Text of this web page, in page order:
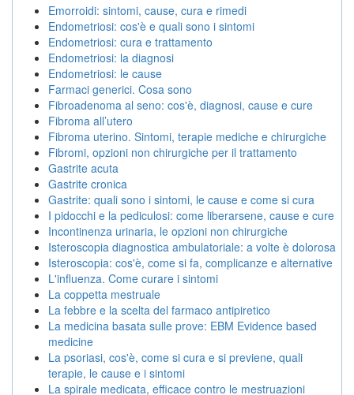
Emorroidi: sintomi, cause, cura e rimedi
Endometriosi: cos'è e quali sono i sintomi
Endometriosi: cura e trattamento
Endometriosi: la diagnosi
Endometriosi: le cause
Farmaci generici. Cosa sono
Fibroadenoma al seno: cos'è, diagnosi, cause e cure
Fibroma all’utero
Fibroma uterino. Sintomi, terapie mediche e chirurgiche
Fibromi, opzioni non chirurgiche per il trattamento
Gastrite acuta
Gastrite cronica
Gastrite: quali sono i sintomi, le cause e come si cura
I pidocchi e la pediculosi: come liberarsene, cause e cure
Incontinenza urinaria, le opzioni non chirurgiche
Isteroscopia diagnostica ambulatoriale: a volte è dolorosa
Isteroscopia: cos'è, come si fa, complicanze e alternative
L'influenza. Come curare i sintomi
La coppetta mestruale
La febbre e la scelta del farmaco antipiretico
La medicina basata sulle prove: EBM Evidence based
medicine
La psoriasi, cos'è, come si cura e si previene, quali
terapie, le cause e i sintomi
La spirale medicata, efficace contro le mestruazioni